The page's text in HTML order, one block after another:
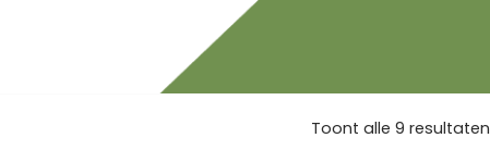
Toont alle 9 resultaten